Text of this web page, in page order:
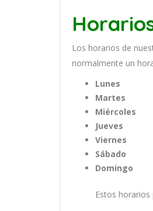
Los horarios de nu
normalmente un hor
Lunes
Martes
Miércoles
Jueves
Viernes
Sábado
Domingo
Estos horarios